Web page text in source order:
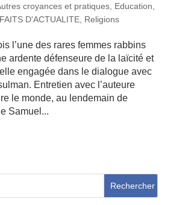
croyances et pratiques, Education,
FAITS D'ACTUALITE, Religions
l’une des rares femmes rabbins
ardente défenseure de la laïcité et
engagée dans le dialogue avec
Entretien avec l’auteure
le monde, au lendemain de
Samuel...